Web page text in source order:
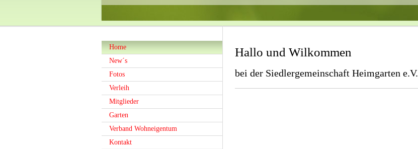
Home
New´s
Fotos
Verleih
Mitglieder
Garten
Verband Wohneigentum
Kontakt
Hallo und Wilkommen
bei der Siedlergemeinschaft Heimgarten e.V.